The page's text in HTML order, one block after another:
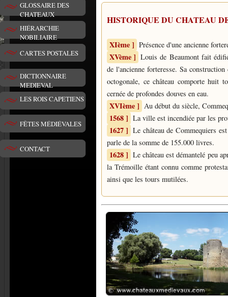
GLOSSAIRE DES
CHATEAUX
HIÉRARCHIE
NOBILIAIRE
CARTES POSTALES
DICTIONNAIRE
MEDIEVAL
LES ROIS CAPETIENS
FÊTES MÉDIÉVALES
CONTACT
HISTORIQUE DUCHATEAU
XIème ] Présence d'une ancienne
XVème ] Louis de Beaumont fait
de l'ancienne forteresse. Sa
octogonale, ce château comporte huit
cernée de profondes douves en eau.
XVIème ] Au début du siècle,
1568 ] La ville est incendiée par les
1627 ] Le château de Commequiers
parle de la somme de 155.000 livres.
1628 ] Le château est démantelé peu
la Trémoille étant connu comme
ainsi que les tours mutilées.